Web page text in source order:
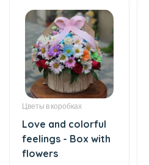
Цветы в коробках
Love and colorful
feelings - Box with
flowers